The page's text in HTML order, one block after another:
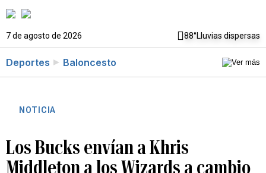
7 de agosto de 2026 88°Lluvias dispersas
Deportes Baloncesto
NOTICIA
Los Bucks envían a Khris
Middleton a los Wizards a cambio